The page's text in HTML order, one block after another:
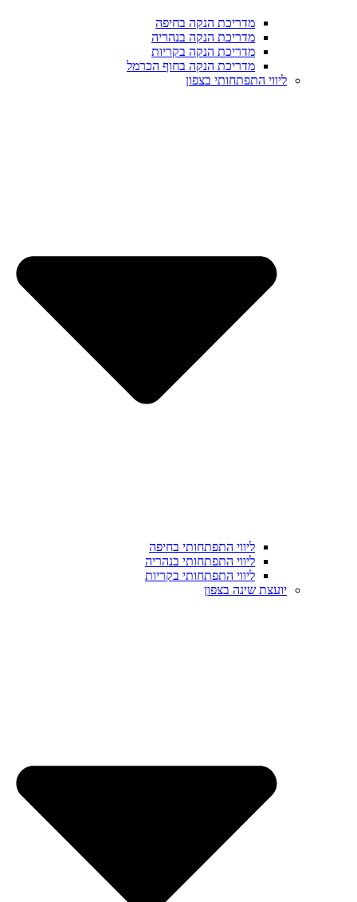
מדריכת הנקה בחיפה
מדריכת הנקה בנהריה
מדריכת הנקה בקריות
מדריכת הנקה בחוף הכרמל
ליווי התפתחותי בצפון
ליווי התפתחותי בחיפה
ליווי התפתחותי בנהריה
ליווי התפתחותי בקריות
יועצת שינה בצפון